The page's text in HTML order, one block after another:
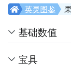
英灵图鉴
基础数值
宝具